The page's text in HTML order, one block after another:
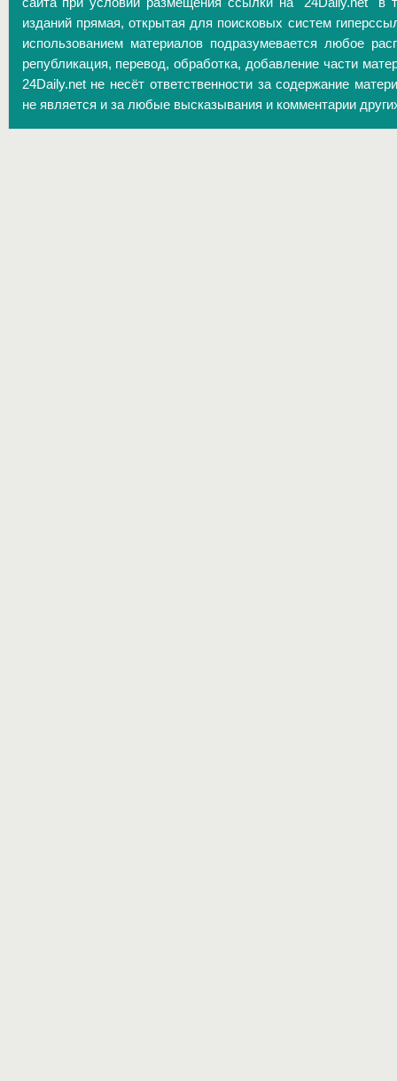
изданий прямая, открытая для поисковых систем
использованием материалов подразумевается любое
републикация, перевод, обработка, добавление части
24Daily.net не несёт ответственности за содержание
не является и за любые высказывания и комментарии